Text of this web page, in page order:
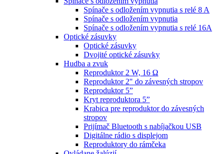
Spínače s odložením vypnutia s relé 8 A
Spínače s odložením vypnutia
Spínače s odložením vypnutia s relé 16A
Optické zásuvky
Optické zásuvky
Dvojité optické zásuvky
Hudba a zvuk
Reproduktor 2 W, 16 Ω
Reproduktor 2" do závesných stropov
Reproduktor 5”
Kryt reproduktora 5”
Krabica pre reproduktor do závesných
stropov
Prijímač Bluetooth s nabíjačkou USB
Digitálne rádio s displejom
Reproduktory do rámčeka